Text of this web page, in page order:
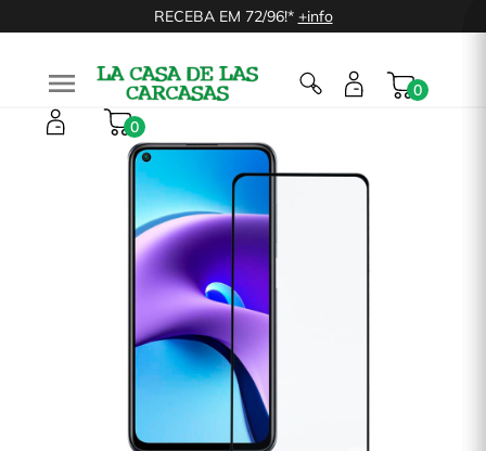
RECEBA EM 72/96!* +info

0
0